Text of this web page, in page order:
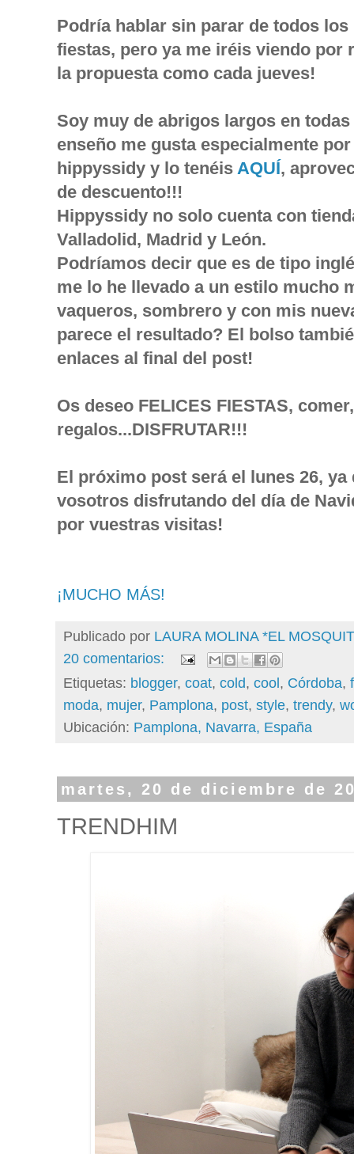
Podría hablar sin parar de todos
fiestas, pero ya me iréis viendo por
la propuesta como cada jueves!
Soy muy de abrigos largos en
enseño me gusta especialmente
hippyssidy y lo tenéis AQUÍ,
de descuento!!!
Hippyssidy no solo cuenta con
Valladolid, Madrid y León.
Podríamos decir que es de tipo
me lo he llevado a un estilo mucho
vaqueros, sombrero y con mis
parece el resultado? El bolso
enlaces al final del post!
Os deseo FELICES FIESTAS,
regalos...DISFRUTAR!!!
El próximo post será el lunes 26,
vosotros disfrutando del día de
por vuestras visitas!
¡MUCHO MÁS!
Publicado por LAURA MOLINA *EL
20 comentarios:
Etiquetas: blogger, coat, cold, cool, Córdoba,
moda, mujer, Pamplona, post, style, trendy,
Ubicación: Pamplona, Navarra, España
martes, 20 de diciembre de
TRENDHIM